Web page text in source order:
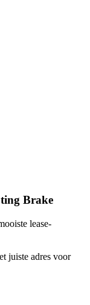
Brake
lease-
juiste adres voor